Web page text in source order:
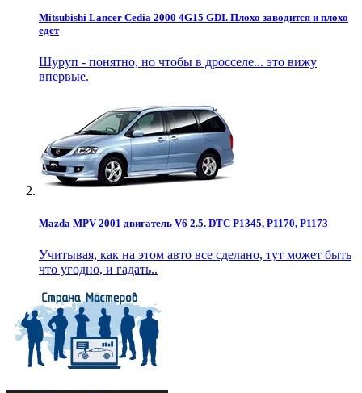
Mitsubishi Lancer Cedia 2000 4G15 GDI. Плохо заводится и плохо
едет
Шуруп - понятно, но чтобы в дросселе... это вижу
впервые.
Mazda MPV 2001 двигатель V6 2.5. DTC P1345, P1170, P1173
Учитывая, как на этом авто все сделано, тут может быть
что угодно, и гадать..